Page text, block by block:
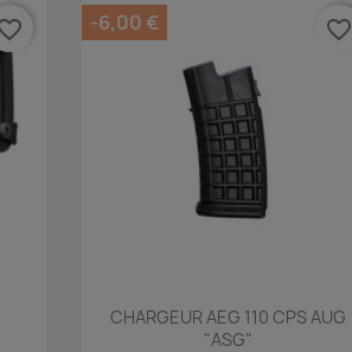
Aperçu rapide
CHARGEUR AEG 110 CPS AUG
"ASG"
-6,00 € favorite_border